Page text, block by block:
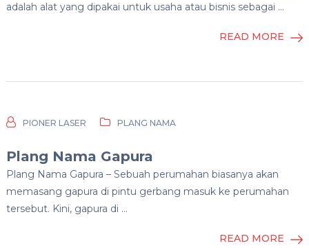
adalah alat yang dipakai untuk usaha atau bisnis sebagai …
READ MORE
PIONER LASER PLANG NAMA
Plang Nama Gapura
Plang Nama Gapura – Sebuah perumahan biasanya akan
memasang gapura di pintu gerbang masuk ke perumahan
tersebut. Kini, gapura di …
READ MORE